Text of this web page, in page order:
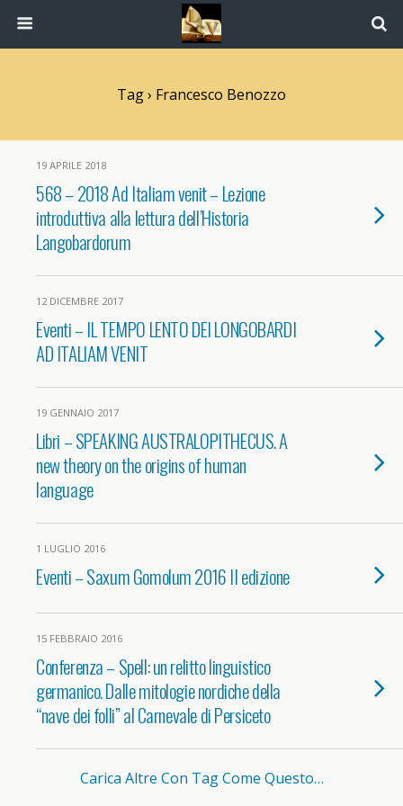
Tag › Francesco Benozzo
19 APRILE 2018
568 – 2018 Ad Italiam venit – Lezione
introduttiva alla lettura dell’Historia
Langobardorum
12 DICEMBRE 2017
Eventi – IL TEMPO LENTO DEI LONGOBARDI
AD ITALIAM VENIT
19 GENNAIO 2017
Libri – SPEAKING AUSTRALOPITHECUS. A
new theory on the origins of human
language
1 LUGLIO 2016
Eventi – Saxum Gomolum 2016 II edizione
15 FEBBRAIO 2016
Conferenza – Spell: un relitto linguistico
germanico. Dalle mitologie nordiche della
“nave dei folli” al Carnevale di Persiceto
Carica Altre Con Tag Come Questo…